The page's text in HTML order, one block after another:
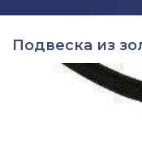
Подвеска из